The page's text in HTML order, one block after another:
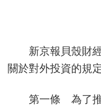
新京報貝殼財經
關於對外投資的規
第一條 為了推